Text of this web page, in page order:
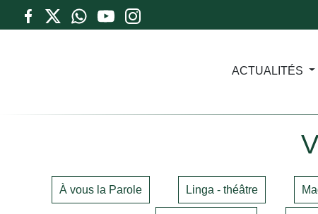
ACTUALITÉS
À vous la Parole Linga - théâtre